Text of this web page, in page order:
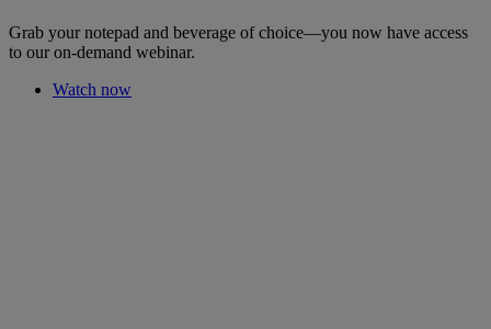
Grab your notepad and beverage of choice—you now have access
to our on-demand webinar.
Watch now